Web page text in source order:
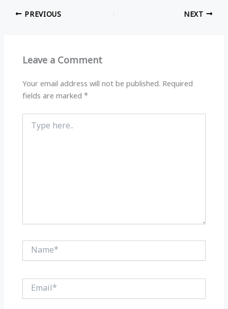
at
s
p
e
g
m o
k
PREVIOUS NEXT
Leave a Comment
Your email address will not be published. Required
fields are marked*
here..
Name*
Email*